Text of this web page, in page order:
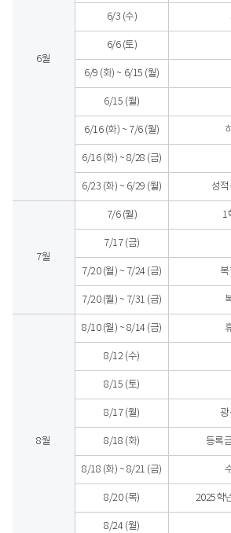
6월
6/3 (수)
6/6 (토)
6/9 (화) ~ 6/15 (월)
6/15 (월)
6/16 (화) ~ 7/6 (월)
6/16 (화) ~ 8/28 (금)
6/23 (화) ~ 6/29 (월) 성적
7월
7/6 (월) 1
7/17 (금)
7/20 (월) ~ 7/24 (금) 복
7/20 (월) ~ 7/31 (금)
8월
8/10 (월) ~ 8/14 (금)
8/12 (수)
8/15 (토)
8/17 (월) 광
8/18 (화) 등록
8/18 (화) ~ 8/21 (금)
8/20 (목) 2025학
8/24 (월)